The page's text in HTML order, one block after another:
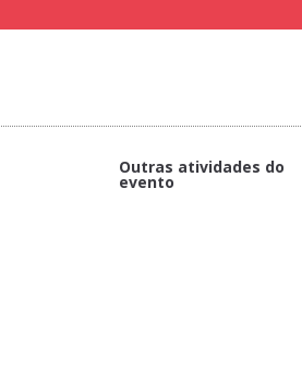
Outras atividades do
evento